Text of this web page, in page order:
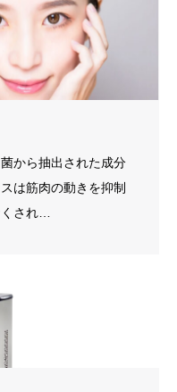
から抽出された成分
は筋肉の動きを抑制
され…